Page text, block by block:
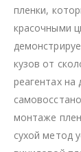
пленки,
красочными
кузов от
реагентах на
монтаже
сухой метод